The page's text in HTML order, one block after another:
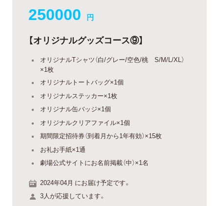
250000 円
【オリジナルグッズコース⑨】
オリジナルTシャツ（白/グレー/空色/桃 S/M/L/XL）
×1枚
オリジナルトートバッグ×1個
オリジナルステッカー×1枚
オリジナル缶バッジ×1個
オリジナルクリアファイル×1個
期間限定招待券（到着月から1年有効）×15枚
お礼お手紙×1通
劇場公式サイトにお名前掲載（中）×1名
2024年04月 にお届け予定です。
3人が応援しています。